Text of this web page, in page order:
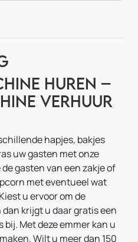
Huren –
Verhuur
hapjes, bakjes
uw gasten met onze
gasten van een zakje of
met eventueel wat
u ervoor om de
krijgt u daar gratis een
Met deze emmer kan u
Wilt u meer dan 150